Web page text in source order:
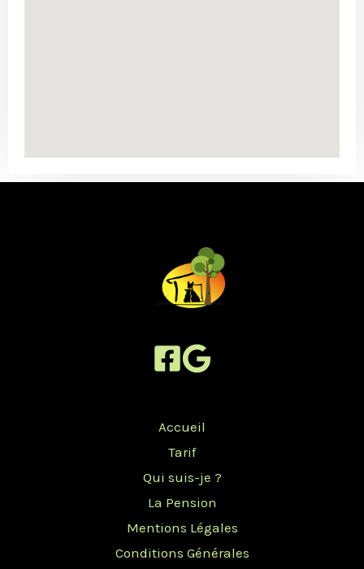
Accueil
Tarif
Qui suis-je ?
La Pension
Mentions Légales
Conditions Générales